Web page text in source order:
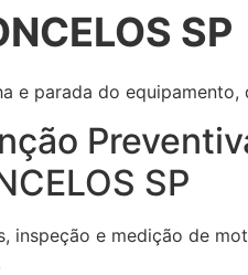
SP
e parada do
SP
inspeção e medição de